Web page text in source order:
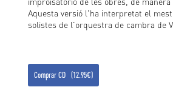
Aquesta versió l'ha interpretat el
solistes de l'orquestra de cambra de
Comprar CD (12.95€)